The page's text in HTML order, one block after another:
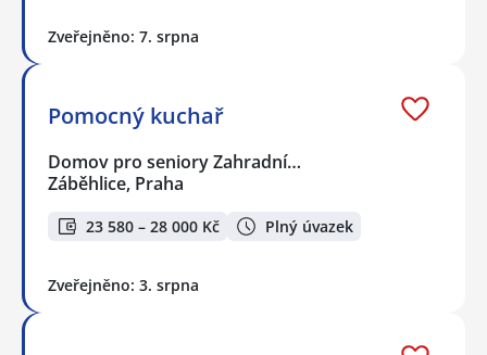
Zveřejněno: 7. srpna
Pomocný kuchař
Domov pro seniory Zahradní…
Záběhlice, Praha
23 580 – 28 000 Kč Plný úvazek
Zveřejněno: 3. srpna